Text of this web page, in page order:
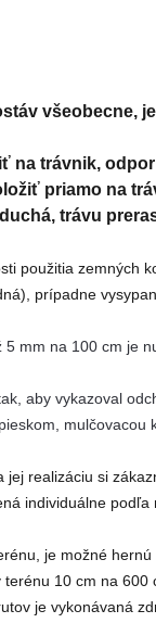
všeobecne,
na trávnik,
priamo na
trávu
použitia zemných
prípadne
mm na 100 cm je
aby vykazoval
mulčovacou
realizáciu si
individuálne
je možné
10 cm na
je vykonávaná